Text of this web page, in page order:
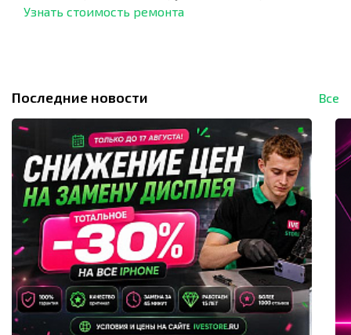
Узнать стоимость ремонта
Последние новости Все